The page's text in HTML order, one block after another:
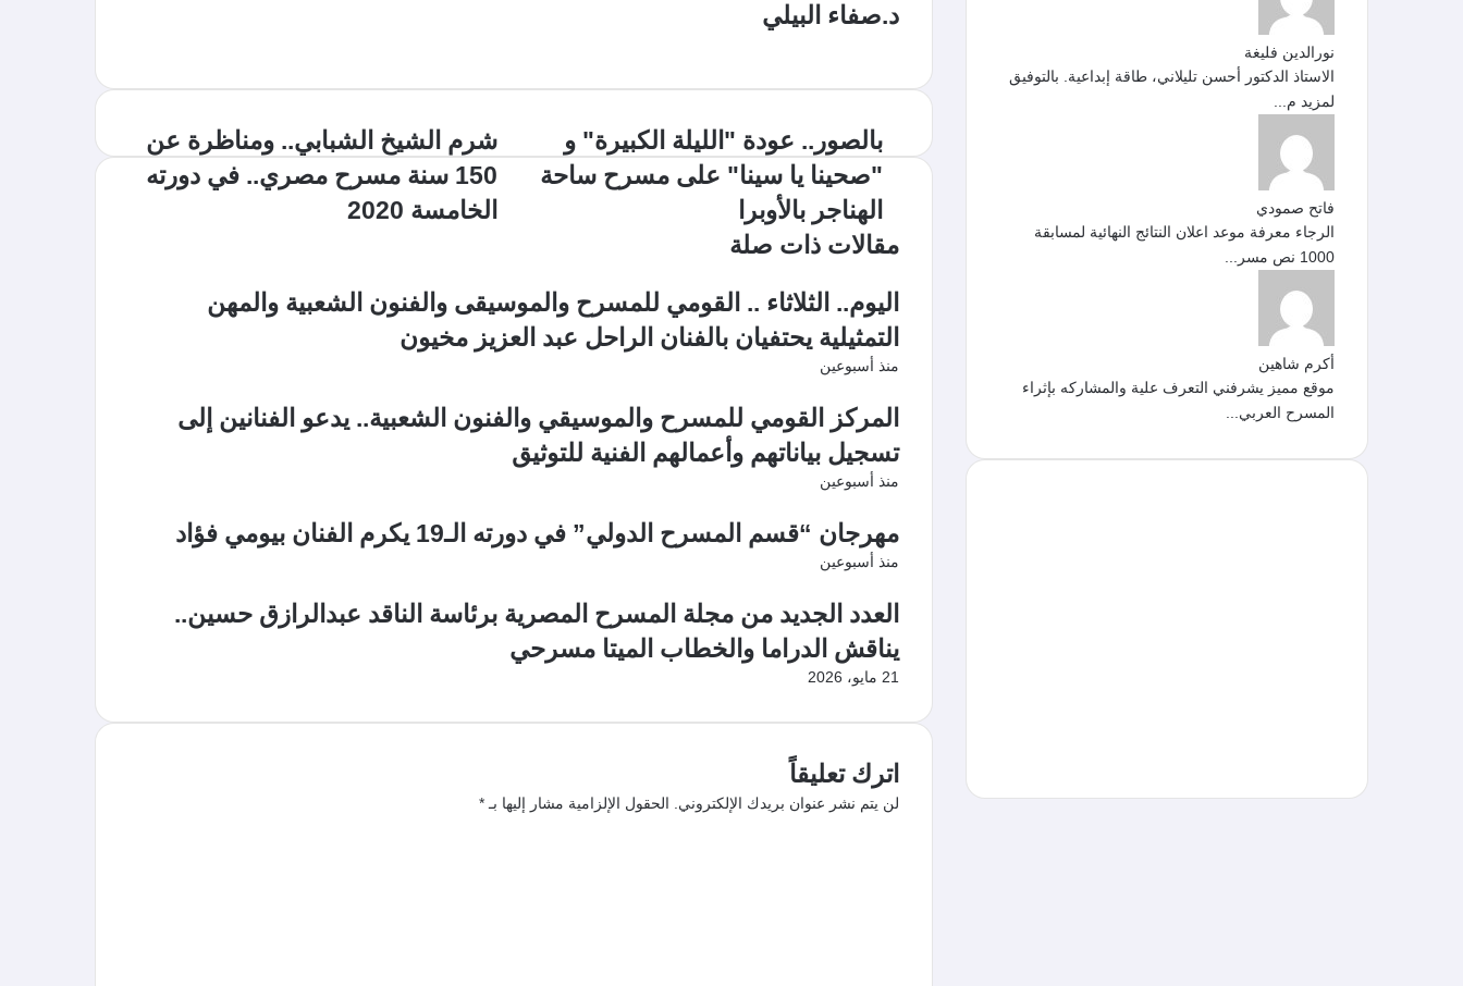
د.صفاء البيلي
ق
ل
شرم الشيخ الشبابي.. ومناظرة عن
150 سنة مسرح مصري.. في دورته
الخامسة 2020
بالصور.. عودة "الليلة الكبيرة" و
"صحينا يا سينا" على مسرح ساحة
الهناجر بالأوبرا
مقالات ذات صلة
اليوم.. الثلاثاء .. القومي للمسرح والموسيقى والفنون الشعبية والمهن
التمثيلية يحتفيان بالفنان الراحل عبد العزيز مخيون
منذ أسبوعين
المركز القومي للمسرح والموسيقي والفنون الشعبية.. يدعو الفنانين إلى
تسجيل بياناتهم وأعمالهم الفنية للتوثيق
منذ أسبوعين
مهرجان “قسم المسرح الدولي” في دورته الـ19 يكرم الفنان بيومي فؤاد
منذ أسبوعين
العدد الجديد من مجلة المسرح المصرية برئاسة الناقد عبدالرازق حسين..
يناقش الدراما والخطاب الميتا مسرحي
21 مايو، 2026
اترك تعليقاً
لن يتم نشر عنوان بريدك الإلكتروني. الحقول الإلزامية مشار إليها بـ *
نورالدين فليغة
الاستاذ الدكتور أحسن تليلاني، طاقة إبداعية. بالتوفيق
لمزيد م...
فاتح صمودي
الرجاء معرفة موعد اعلان النتائج النهائية لمسابقة
1000 نص مسر...
أكرم شاهين
موقع مميز يشرفني التعرف علية والمشاركه بإثراء
المسرح العربي...